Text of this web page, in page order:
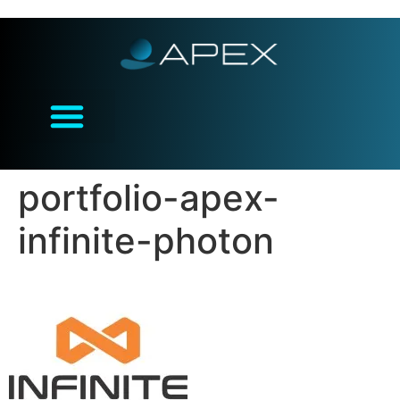
portfolio-apex-
infinite-photon